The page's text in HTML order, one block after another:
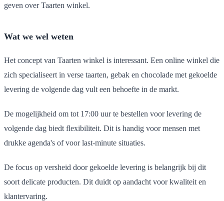
geven over Taarten winkel.
Wat we wel weten
Het concept van Taarten winkel is interessant. Een online winkel die
zich specialiseert in verse taarten, gebak en chocolade met gekoelde
levering de volgende dag vult een behoefte in de markt.
De mogelijkheid om tot 17:00 uur te bestellen voor levering de
volgende dag biedt flexibiliteit. Dit is handig voor mensen met
drukke agenda's of voor last-minute situaties.
De focus op versheid door gekoelde levering is belangrijk bij dit
soort delicate producten. Dit duidt op aandacht voor kwaliteit en
klantervaring.